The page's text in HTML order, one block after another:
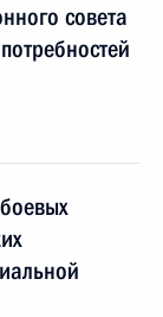
совета